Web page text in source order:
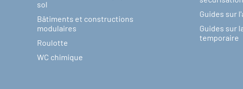
sol
Bâtiments et constructions
modulaires
Roulotte
WC chimique
Guides sur
Guides sur
temporaire